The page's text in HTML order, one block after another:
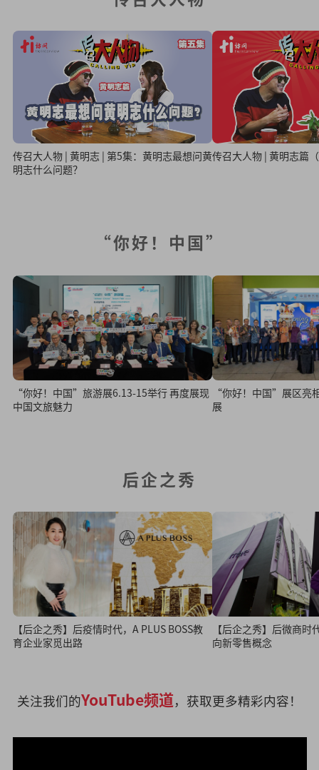
传召大人物 | 黄明志 | 第5集：黄明志最想问黄
明志什么问题？
传召大人物 | 黄明志篇
“你好！中国”
“你好！中国”旅游展6.13-15举行 再度展现
中国文旅魅力
“你好！中国”展区亮
展
后企之秀
【后企之秀】后疫情时代，A PLUS BOSS教
育企业家觅出路
【后企之秀】后微商时
向新零售概念
关注我们的YouTube频道，获取更多精彩内容！